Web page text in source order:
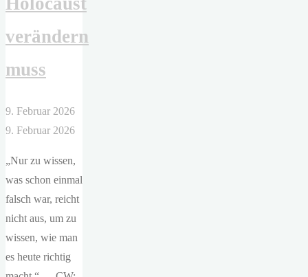
verändern
muss
9. Februar 2026
9. Februar 2026
„Nur zu wissen,
was schon einmal
falsch war, reicht
nicht aus, um zu
wissen, wie man
es heute richtig